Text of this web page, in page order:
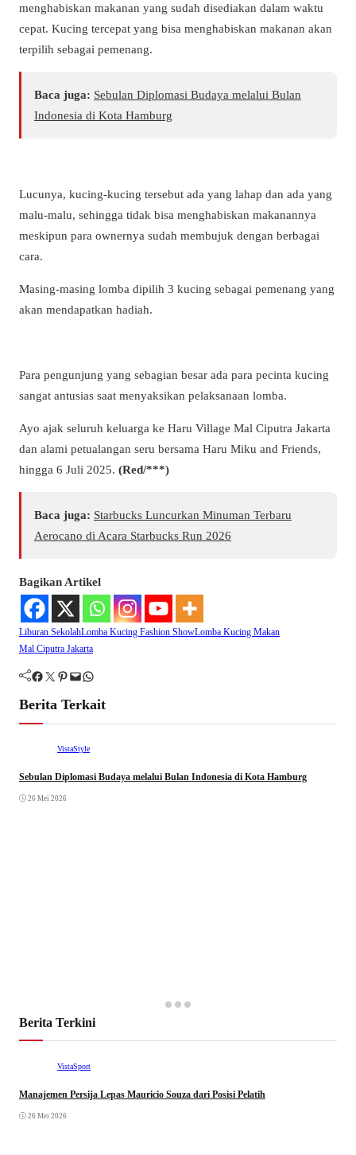
menghabiskan makanan yang sudah disediakan dalam waktu
cepat. Kucing tercepat yang bisa menghabiskan makanan akan
terpilih sebagai pemenang.
Baca juga: Sebulan Diplomasi Budaya melalui Bulan
Indonesia di Kota Hamburg
Lucunya, kucing-kucing tersebut ada yang lahap dan ada yang
malu-malu, sehingga tidak bisa menghabiskan makanannya
meskipun para ownernya sudah membujuk dengan berbagai
cara.
Masing-masing lomba dipilih 3 kucing sebagai pemenang yang
akan mendapatkan hadiah.
Para pengunjung yang sebagian besar ada para pecinta kucing
sangat antusias saat menyaksikan pelaksanaan lomba.
Ayo ajak seluruh keluarga ke Haru Village Mal Ciputra Jakarta
dan alami petualangan seru bersama Haru Miku and Friends,
hingga 6 Juli 2025. (Red/***)
Baca juga: Starbucks Luncurkan Minuman Terbaru
Aerocano di Acara Starbucks Run 2026
Bagikan Artikel
Liburan SekolahLomba Kucing Fashion ShowLomba Kucing Makan
Mal Ciputra Jakarta
Facebook Twitter Pinterest Mail WhatsApp
Berita Terkait
VistaStyle
Sebulan Diplomasi Budaya melalui Bulan Indonesia di Kota Hamburg
26 Mei 2026
Berita Terkini
VistaSport
Manajemen Persija Lepas Mauricio Souza dari Posisi Pelatih
26 Mei 2026